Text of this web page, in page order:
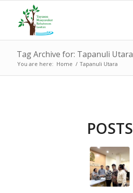
Tag Archive for: Tapanuli Utara
You are here: Home / Tapanuli Utara
POSTS